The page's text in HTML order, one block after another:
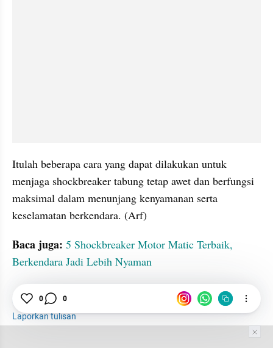
Itulah beberapa cara yang dapat dilakukan untuk
menjaga shockbreaker tabung tetap awet dan berfungsi
maksimal dalam menunjang kenyamanan serta
keselamatan berkendara. (Arf)
Baca juga: 5 Shockbreaker Motor Matic Terbaik,
Berkendara Jadi Lebih Nyaman
Shockbreaker
Laporkan tulisan
0 0